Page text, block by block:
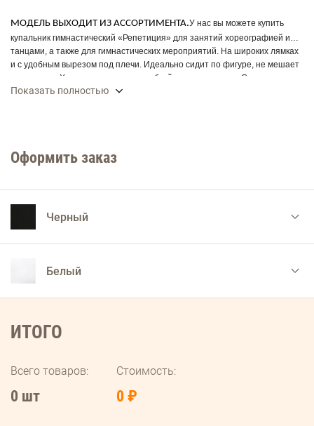
МОДЕЛЬ ВЫХОДИТ ИЗ АССОРТИМЕНТА.У нас вы можете купить
купальник гимнастический «Репетиция» для занятий хореографией и
танцами, а также для гимнастических мероприятий. На широких лямках
и с удобным вырезом под плечи. Идеально сидит по фигуре, не мешает
движениям. Хорошо сочетается с юбкой или с лосинами. Состав ткани:
80% полиамид и 20% эластан. Полиамид обеспечивает изделию
Показать полностью
Оформить заказ
Черный
Белый
ИТОГО
Всего товаров:
0 шт
Стоимость:
0 ₽